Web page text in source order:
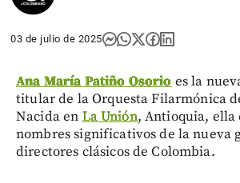
03 de julio de 2025
Ana María Patiño Osorio es la
titular de la Orquesta Filarmónica
Nacida en La Unión, Antioquia, ella
nombres significativos de la nueva
directores clásicos de Colombia.